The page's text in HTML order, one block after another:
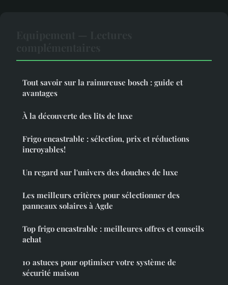
Tout savoir sur la rainureuse bosch : guide et
avantages
À la découverte des lits de luxe
Frigo encastrable : sélection, prix et réductions
incroyables!
Un regard sur l'univers des douches de luxe
Les meilleurs critères pour sélectionner des
panneaux solaires à Agde
Top frigo encastrable : meilleures offres et conseils
achat
10 astuces pour optimiser votre système de
sécurité maison